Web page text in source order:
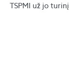
TSPMI už jo